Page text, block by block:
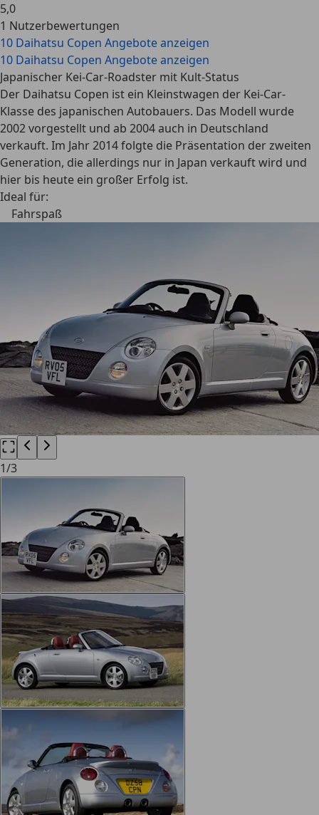
5,0
1 Nutzerbewertungen
10 Daihatsu Copen Angebote anzeigen
10 Daihatsu Copen Angebote anzeigen
Japanischer Kei-Car-Roadster mit Kult-Status
Der Daihatsu Copen ist ein Kleinstwagen der Kei-Car-
Klasse des japanischen Autobauers. Das Modell wurde
2002 vorgestellt und ab 2004 auch in Deutschland
verkauft. Im Jahr 2014 folgte die Präsentation der zweiten
Generation, die allerdings nur in Japan verkauft wird und
hier bis heute ein großer Erfolg ist.
Ideal für:
Fahrspaß
1/3